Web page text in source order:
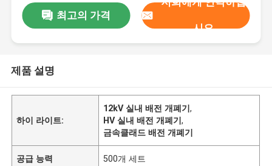
최고의 가격
시오
제품 설명
하이 라이트:
12kV 실내 배전 개폐기,
HV 실내 배전 개폐기,
금속클래드 배전 개폐기
공급 능력 500개 세트